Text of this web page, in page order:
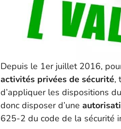
Depuis le 1er juillet 2016,
activités privées de sécurité,
d’appliquer les dispositions
donc disposer d’une
625-2 du code de la sécurité